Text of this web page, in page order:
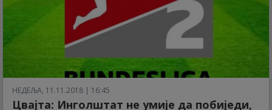
НЕДЕЉА, 11.11.2018 | 16:45
Цвајта: Инголштат не умије да побиједи,